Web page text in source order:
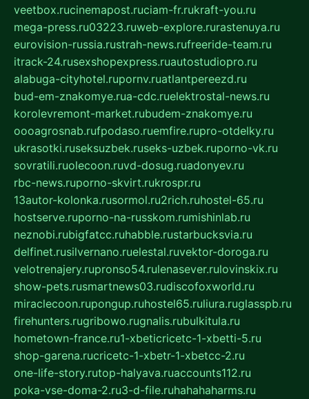
veetbox.rucinemapost.ruciam-fr.rukraft-you.ru
mega-press.ru03223.ruweb-explore.rurastenuya.ru
eurovision-russia.rustrah-news.rufreeride-team.ru
itrack-24.rusexshopexpress.ruautostudiopro.ru
alabuga-cityhotel.rupornv.ruatlantpereezd.ru
bud-em-znakomye.rua-cdc.ruelektrostal-news.ru
korolevremont-market.rubudem-znakomye.ru
oooagrosnab.rufpodaso.ruemfire.rupro-otdelky.ru
ukrasotki.ruseksuzbek.ruseks-uzbek.ruporno-vk.ru
sovratili.ruolecoon.ruvd-dosug.ruadonyev.ru
rbc-news.ruporno-skvirt.rukrospr.ru
13autor-kolonka.rusormol.ru2rich.ruhostel-65.ru
hostserve.ruporno-na-russkom.rumishinlab.ru
neznobi.rubigfatcc.ruhabble.rustarbucksvia.ru
delfinet.rusilvernano.ruelestal.ruvektor-doroga.ru
velotrenajery.rupronso54.rulenasever.rulovinskix.ru
show-pets.rusmartnews03.rudiscofoxworld.ru
miraclecoon.rupongup.ruhostel65.ruliura.ruglasspb.ru
firehunters.rugribowo.rugnalis.rubulkitula.ru
hometown-france.ru1-xbeticricetc-1-xbetti-5.ru
shop-garena.rucricetc-1-xbetr-1-xbetcc-2.ru
one-life-story.rutop-halyava.ruaccounts112.ru
poka-vse-doma-2.ru3-d-file.ruhahahaharms.ru